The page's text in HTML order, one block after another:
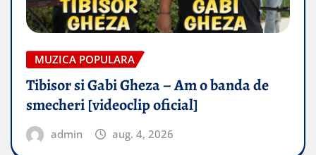
MUZICA POPULARA
Tibisor si Gabi Gheza – Am o banda de
smecheri [videoclip oficial]
admin aug. 4, 2026